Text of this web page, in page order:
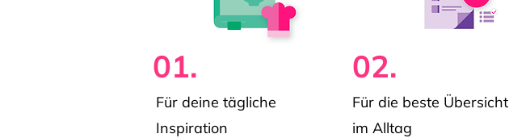
01.
Für deine tägliche
Inspiration
02.
Für die beste Übersicht
im Alltag